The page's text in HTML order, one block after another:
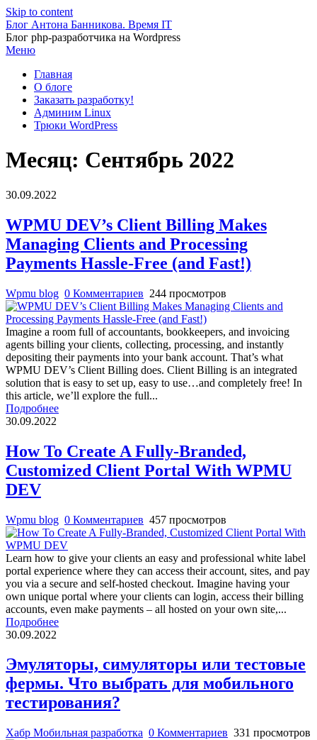
Skip to content
Блог Антона Банникова. Время IT
Блог php-разработчика на Wordpress
Меню
Главная
О блоге
Заказать разработку!
Админим Linux
Трюки WordPress
Месяц: Сентябрь 2022
30.09.2022
WPMU DEV’s Client Billing Makes
Managing Clients and Processing
Payments Hassle-Free (and Fast!)
Wpmu blog 0 Комментариев 244 просмотров
Imagine a room full of accountants, bookkeepers, and invoicing
agents billing your clients, collecting, processing, and instantly
depositing their payments into your bank account. That’s what
WPMU DEV’s Client Billing does. Client Billing is an integrated
solution that is easy to set up, easy to use…and completely free! In
this article, we’ll explore the full...
Подробнее
30.09.2022
How To Create A Fully-Branded,
Customized Client Portal With WPMU
DEV
Wpmu blog 0 Комментариев 457 просмотров
Learn how to give your clients an easy and professional white label
portal experience where they can access their account, sites, and pay
you via a secure and self-hosted checkout. Imagine having your
own unique portal where your clients can login, access their billing
accounts, even make payments – all hosted on your own site,...
Подробнее
30.09.2022
Эмуляторы, симуляторы или тестовые
фермы. Что выбрать для мобильного
тестирования?
Хабр Мобильная разработка 0 Комментариев 331 просмотров